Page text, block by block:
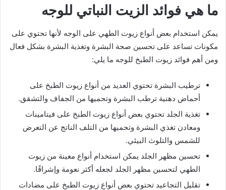
ما هي فوائد الزيت النباتي للوجه
يمكن استخدام بعض أنواع زيوت الطهي على الوجه لأنها تحتوي على
مكونات تساعد على تحسين صحة البشرة وتغذية البشرة بشكل فعال
ومن أهم فوائد زيوت الطبخ للوجه ما يلي:
ترطيب البشرة تحتوي العديد من أنواع زيوت الطبخ على
أحماض دهنية ترطب البشرة وتحميها من الجفاف والتشقق.
تغذية الجلد تحتوي بعض أنواع زيوت الطبخ على فيتامينات
ومعادن تغذي البشرة وتحميها من التلف الناتج عن التعرض
للشمس والتلوث البيئي.
تحسين مظهر الجلد يمكن استخدام أنواع معينة من زيوت
الطهي لتحسين مظهر الجلد لجعله أكثر نعومة وإشراقًا.
تقليل التجاعيد تحتوي بعض أنواع زيوت الطبخ على مضادات